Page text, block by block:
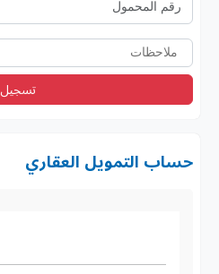
تسجيل
حساب التمويل العقاري